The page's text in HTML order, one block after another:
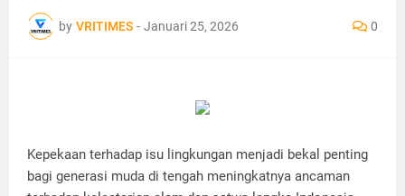
by VRITIMES - Januari 25, 2026 0
Kepekaan terhadap isu lingkungan menjadi bekal penting
bagi generasi muda di tengah meningkatnya ancaman